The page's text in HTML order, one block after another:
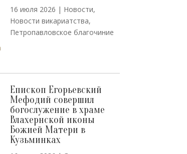
16 июля 2026 | Новости,
Новости викариатства,
Петропавловское благочиние
Епископ Егорьевский
Мефодий совершил
богослужение в храме
Влахернской иконы
Божией Матери в
Кузьминках